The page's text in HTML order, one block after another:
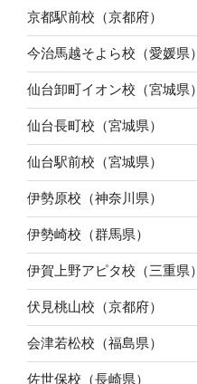
京都駅前校（京都府）
今治馬越そよら校（愛媛県）
仙台卸町イオン校（宮城県）
仙台長町校（宮城県）
仙台駅前校（宮城県）
伊勢原校（神奈川県）
伊勢崎校（群馬県）
伊賀上野アピタ校（三重県）
伏見桃山校（京都府）
会津若松校（福島県）
佐世保校（長崎県）